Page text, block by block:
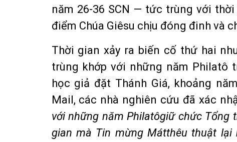
năm 26-36 SCN — tức trùng với
điểm Chúa Giêsu chịu đóng đinh và
Thời gian xảy ra biến cố thứ hai
trùng khớp với những năm Philatô
học giả đặt Thánh Giá, khoảng
Mail, các nhà nghiên cứu đã xác
với những năm Philatôgiữ chức Tổng
gian mà Tin mừng Mátthêu thuật